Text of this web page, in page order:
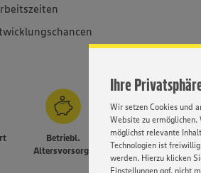
Ihre
Wir setzen Cookies und
Website zu ermöglichen.
möglichst relevante
Technologien ist
werden. Hierzu klicken
Einstellungen ggf. nicht
Betriebl.
Altersvorsorge
Flexible